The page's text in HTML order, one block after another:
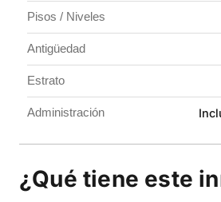
Pisos / Niveles
Antigüedad
Estrato
Administración
¿Qué tiene este